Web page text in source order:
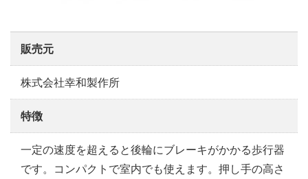
販売元
株式会社幸和製作所
特徴
一定の速度を超えると後輪にブレーキがかかる歩行器
です。コンパクトで室内でも使えます。押し手の高さ